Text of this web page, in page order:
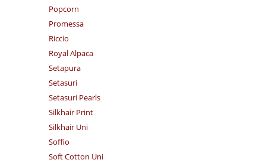
Popcorn
Promessa
Riccio
Royal Alpaca
Setapura
Setasuri
Setasuri Pearls
Silkhair Print
Silkhair Uni
Soffio
Soft Cotton Uni